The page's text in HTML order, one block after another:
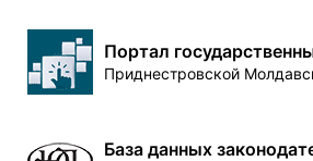
Портал
Приднестровской
База данных